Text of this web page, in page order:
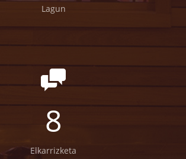
Lagun
18
Elkarrizketa